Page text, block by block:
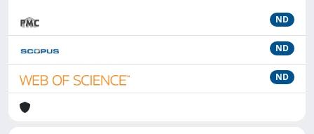
ND
ND
ND